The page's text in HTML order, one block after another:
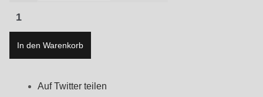
Carbon
S
In den Warenkorb
Auf Twitter teilen